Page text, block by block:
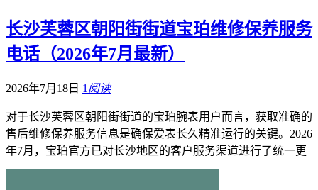
长沙芙蓉区朝阳街街道宝珀维修保养服务
电话（2026年7月最新）
2026年7月18日 1 阅读
对于长沙芙蓉区朝阳街街道的宝珀腕表用户而言，获取准确的
售后维修保养服务信息是确保爱表长久精准运行的关键。2026
年7月，宝珀官方已对长沙地区的客户服务渠道进行了统一更